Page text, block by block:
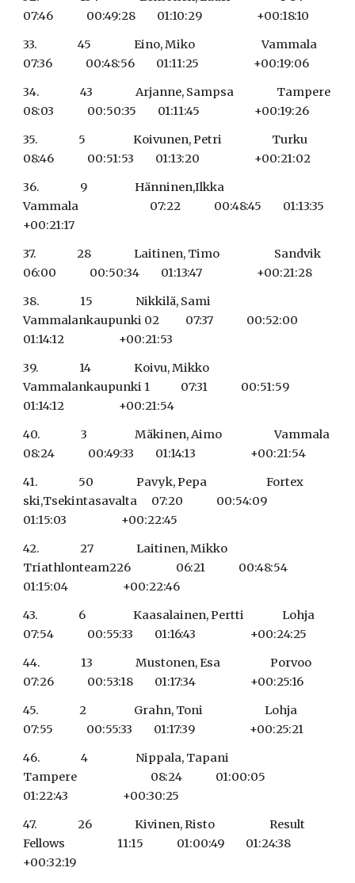
07:46              00:49:28         01:10:29                       +00:18:10
33.                 45                  Eino, Miko                            Vammala
07:36              00:48:56         01:11:25                       +00:19:06
34.                 43                  Arjanne, Sampsa                  Tampere
08:03              00:50:35         01:11:45                       +00:19:26
35.                 5                    Koivunen, Petri                     Turku
08:46              00:51:53         01:13:20                       +00:21:02
36.                 9                    Hänninen,Ilkka
Vammala                              07:22              00:48:45         01:13:35
+00:21:17
37.                 28                  Laitinen, Timo                       Sandvik
06:00              00:50:34         01:13:47                       +00:21:28
38.                 15                  Nikkilä, Sami
Vammalankaupunki 02           07:37              00:52:00
01:14:12                       +00:21:53
39.                 14                  Koivu, Mikko
Vammalankaupunki 1             07:31              00:51:59
01:14:12                       +00:21:54
40.                 3                    Mäkinen, Aimo                      Vammala
08:24              00:49:33         01:14:13                       +00:21:54
41.                 50                  Pavyk, Pepa                         Fortex
ski,Tsekintasavalta      07:20              00:54:09
01:15:03                       +00:22:45
42.                 27                  Laitinen, Mikko
Triathlonteam226                   06:21              00:48:54
01:15:04                       +00:22:46
43.                 6                    Kaasalainen, Pertti                Lohja
07:54              00:55:33         01:16:43                       +00:24:25
44.                 13                  Mustonen, Esa                     Porvoo
07:26              00:53:18         01:17:34                       +00:25:16
45.                 2                    Grahn, Toni                          Lohja
07:55              00:55:33         01:17:39                       +00:25:21
46.                 4                    Nippala, Tapani
Tampere                               08:24              01:00:05
01:22:43                       +00:30:25
47.                 26                  Kivinen, Risto                       Result
Fellows                      11:15              01:00:49         01:24:38
+00:32:19